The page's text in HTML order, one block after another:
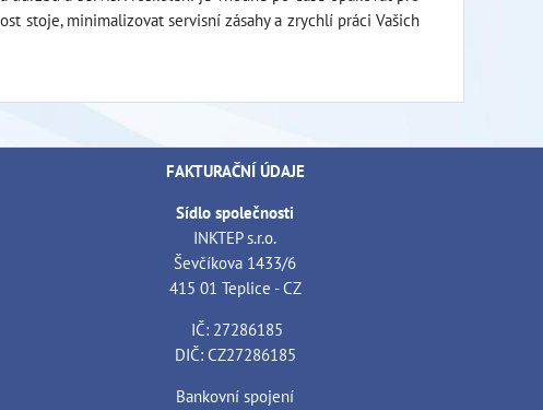
stoje, minimalizovat servisní zásahy a zrychlí práci Vašich
FAKTURAČNÍ ÚDAJE
Sídlo společnosti
INKTEP s.r.o.
Ševčíkova 1433/6
415 01 Teplice - CZ
IČ: 27286185
DIČ: CZ27286185
Bankovní spojení